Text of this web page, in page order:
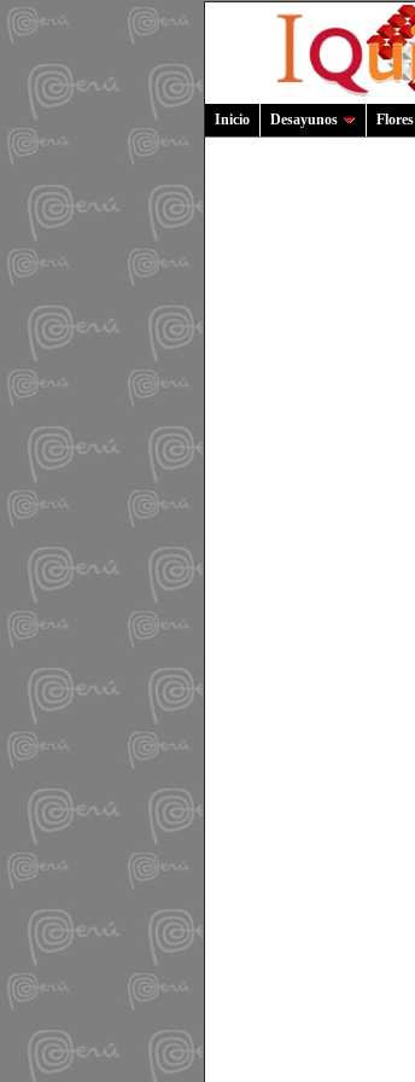
Inicio Desayunos Flores